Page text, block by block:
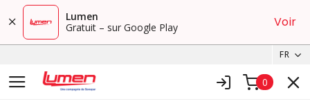
Lumen
Gratuit – sur Google Play
Voir
FR
0